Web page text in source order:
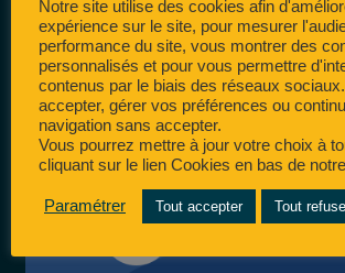
Notre site utilise des cookies afin
expérience sur le site, pour mesurer
performance du site, vous montrer des
personnalisés et pour vous permettre
contenus par le biais des réseaux
accepter, gérer vos préférences ou
navigation sans accepter.
Vous pourrez mettre à jour votre choix à
cliquant sur le lien Cookies en bas de
Paramétrer Tout accepter Tout